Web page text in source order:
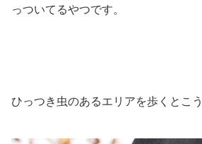
っついてるやつです。
ひっつき虫のあるエリアを歩くとこ